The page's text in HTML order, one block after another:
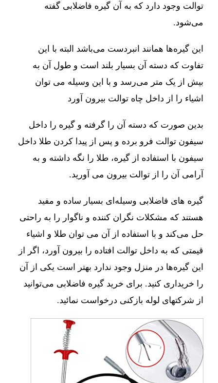
توالت وجود دارد که به آن گیره فاضلابی گفته
می‌شود.
این گیره‌ها همانند انبردست می‌باشد البته با این
تفاوت که دسته آن بسیار بلند است و طول آن به
بیش از یک متر می‌رسد و با این وسیله می توان
اشیاء را از داخل چاه توالت بیرون آورد
بدین صورت که دسته آن را گرفته و گیره را داخل
سیفون توالت فرو برده و پس از پیدا کردن طلا داخل
سیفون با استفاده از گیره، طلا را نگه داشته و به
آرامی آن را از توالت بیرون می آورید.
گیره های فاضلابی وسیله‌ای بسیار ساده و مفید
هستند که مشکلات نگران کننده و ناگوار را به راحتی
حل می‌کند و با استفاده از آن می توان طلا و اشیاء
قیمتی که به داخل توالت افتاده را بیرون آورد، اگر از
این گیره‌ها در منزل وجود ندارد بهتر است یکی از آن
را خریداری کنید. برای خرید گیره فاضلابی می‌توانید
از شرکتهای لوله بازکنی درخواست نمائید.